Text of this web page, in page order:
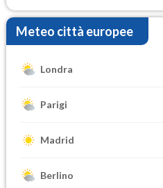
Meteo città europee
Londra
Parigi
Madrid
Berlino